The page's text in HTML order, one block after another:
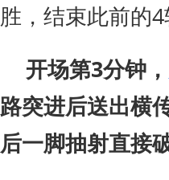
胜，结束此前的4
开场第3分钟，
路突进后送出横
后一脚抽射直接